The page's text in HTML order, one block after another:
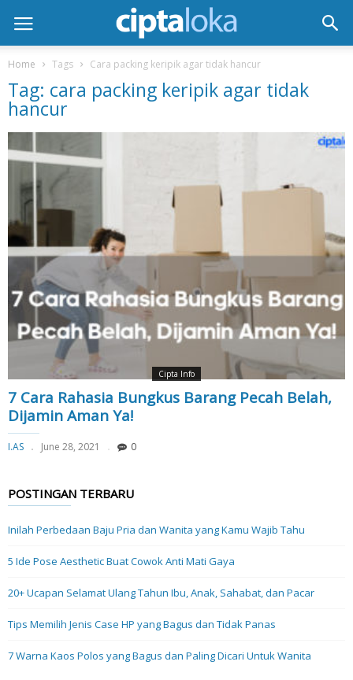
Home Tags Cara packing keripik agar tidak hancur
Tag: cara packing keripik agar tidak
hancur
Cipta Info
7 Cara Rahasia Bungkus Barang Pecah Belah,
Dijamin Aman Ya!
I.AS June 28, 2021 0
POSTINGAN TERBARU
Inilah Perbedaan Baju Pria dan Wanita yang Kamu Wajib Tahu
5 Ide Pose Aesthetic Buat Cowok Anti Mati Gaya
20+ Ucapan Selamat Ulang Tahun Ibu, Anak, Sahabat, dan Pacar
Tips Memilih Jenis Case HP yang Bagus dan Tidak Panas
7 Warna Kaos Polos yang Bagus dan Paling Dicari Untuk Wanita